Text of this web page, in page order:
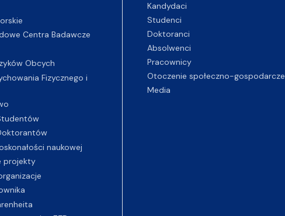
Centra Badawcze
Obcych
Fizycznego i
naukowej
projekty
Kandydaci
Studenci
Doktoranci
Absolwenci
Pracownicy
Otoczenie społeczno-gospodarcze
Media